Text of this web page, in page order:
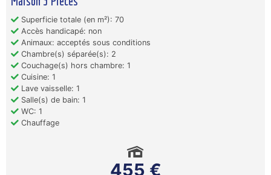
Superficie totale (en m²): 70
Accès handicapé: non
Animaux: acceptés sous conditions
Chambre(s) séparée(s): 2
Couchage(s) hors chambre: 1
Cuisine: 1
Lave vaisselle: 1
Salle(s) de bain: 1
WC: 1
Chauffage
455 €